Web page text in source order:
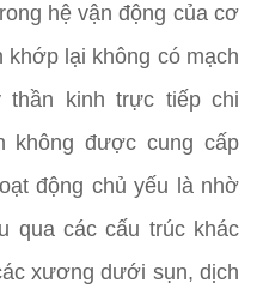
hệ vận động của cơ
lại không có mạch
thần kinh trực tiếp chi
không được cung cấp
động chủ yếu là nhờ
qua các cấu trúc khác
xương dưới sụn, dịch